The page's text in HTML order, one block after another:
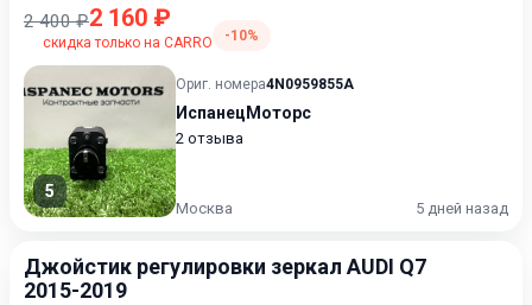
2 400 ₽2 160 ₽
скидка только на CARRO -10%
5
Ориг. номера4N0959855A
ИспанецМоторс
2 отзыва
Москва 5 дней назад
Джойстик регулировки зеркал AUDI Q7
2015-2019